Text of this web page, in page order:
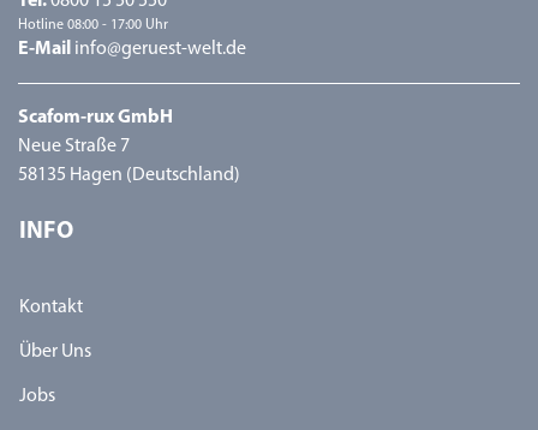
Hotline 08:00 - 17:00 Uhr
E-Mail info@geruest-welt.de
Scafom-rux GmbH
Neue Straße 7
58135 Hagen (Deutschland)
INFO
Kontakt
Über Uns
Jobs